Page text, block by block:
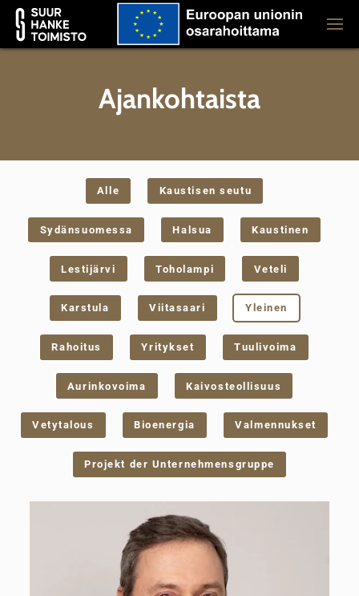
Ajankohtaista
Alle Kaustisen seutu
Sydänsuomessa Halsua Kaustinen
Lestijärvi Toholampi Veteli
Karstula Viitasaari Yleinen
Rahoitus Yritykset Tuulivoima
Aurinkovoima Kaivosteollisuus
Vetytalous Bioenergia Valmennukset
Projekt der Unternehmensgruppe